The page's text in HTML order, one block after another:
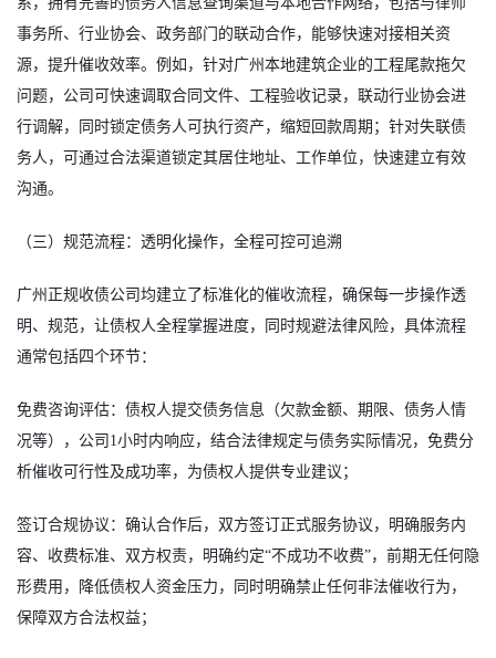
事务所、行业协会、政务部门的联动合作，能够快速对接相关资
源，提升催收效率。例如，针对广州本地建筑企业的工程尾款拖欠
问题，公司可快速调取合同文件、工程验收记录，联动行业协会进
行调解，同时锁定债务人可执行资产，缩短回款周期；针对失联债
务人，可通过合法渠道锁定其居住地址、工作单位，快速建立有效
沟通。
（三）规范流程：透明化操作，全程可控可追溯
广州正规收债公司均建立了标准化的催收流程，确保每一步操作透
明、规范，让债权人全程掌握进度，同时规避法律风险，具体流程
通常包括四个环节：
免费咨询评估：债权人提交债务信息（欠款金额、期限、债务人情
况等），公司1小时内响应，结合法律规定与债务实际情况，免费分
析催收可行性及成功率，为债权人提供专业建议；
签订合规协议：确认合作后，双方签订正式服务协议，明确服务内
容、收费标准、双方权责，明确约定“不成功不收费”，前期无任何隐
形费用，降低债权人资金压力，同时明确禁止任何非法催收行为，
保障双方合法权益；